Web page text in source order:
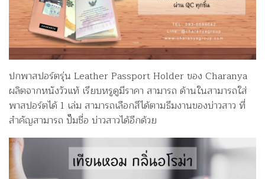
ปกพาสปอร์ตรุ่น Leather Passport Holder ของ Charanya
ผลิตจากหนังวัวแท้ เรียบหรูดูมีราคา สามารถ ด้านในสามารถใส่
พาสปอร์ตได้ 1 เล่ม สามารถเลือกสีได้ตามธีมงานของบ่าวสาว ที่
สำคัญสามารถ ปั๊มชื่อ บ่าวสาวได้อีกด้วย